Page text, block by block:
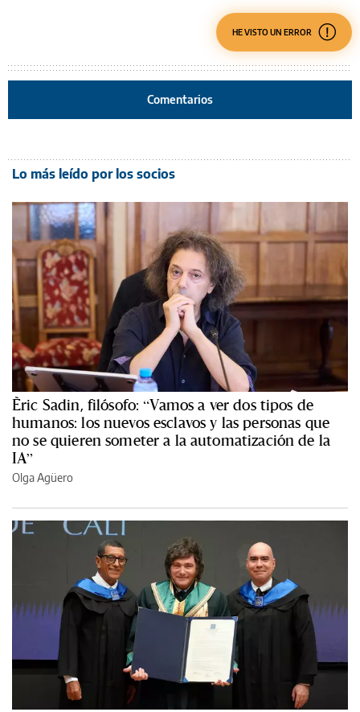
HE VISTO UN ERROR
Comentarios
Lo más leído por los socios
Èric Sadin, filósofo: “Vamos a ver dos tipos de
humanos: los nuevos esclavos y las personas que
no se quieren someter a la automatización de la
IA”
Olga Agüero